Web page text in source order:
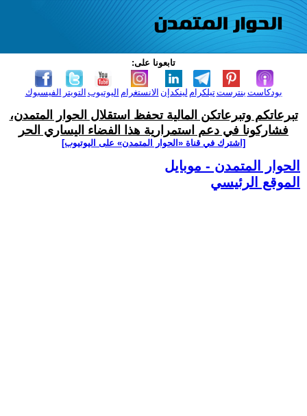
تابعونا على:
الفيسبوك التويتر اليوتيوب الانستغرام لينكدإن تيلكرامبنترست بودكاست
تبرعاتكم وتبرعاتكن المالية تحفظ استقلال الحوار المتمدن،
فشاركونا في دعم استمرارية هذا الفضاء اليساري الحر
[اشترك في قناة ‫«الحوار المتمدن» على اليوتيوب]
الحوار المتمدن - موبايل
الموقع الرئيسي